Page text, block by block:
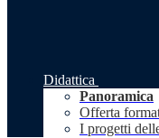
Didattica
Panoramica
Offerta
I progetti